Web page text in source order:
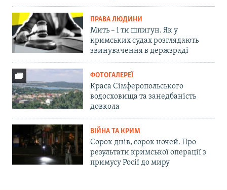
ПРАВА ЛЮДИНИ
Мить – і ти шпигун. Як у
кримських судах розглядають
звинувачення в держзраді
ФОТОГАЛЕРЕЇ
Краса Сімферопольського
водосховища та занедбаність
довкола
ВІЙНА ТА КРИМ
Сорок днів, сорок ночей. Про
результати кримської операції з
примусу Росії до миру